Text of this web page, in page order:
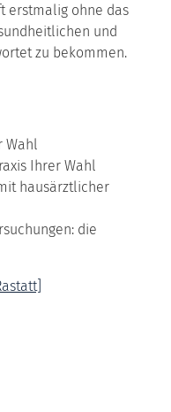
erstmalig ohne das
und
zu bekommen.
Wahl
Ihrer Wahl
hausärztlicher
die